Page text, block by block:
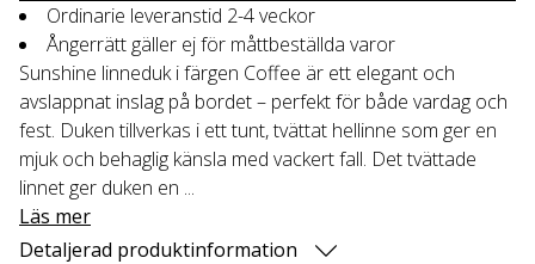
Ordinarie leveranstid 2-4 veckor
Ångerrätt gäller ej för måttbeställda varor
Sunshine linneduk i färgen Coffee är ett elegant och
avslappnat inslag på bordet – perfekt för både vardag och
fest. Duken tillverkas i ett tunt, tvättat hellinne som ger en
mjuk och behaglig känsla med vackert fall. Det tvättade
linnet ger duken en ...
Läs mer
Detaljerad produktinformation